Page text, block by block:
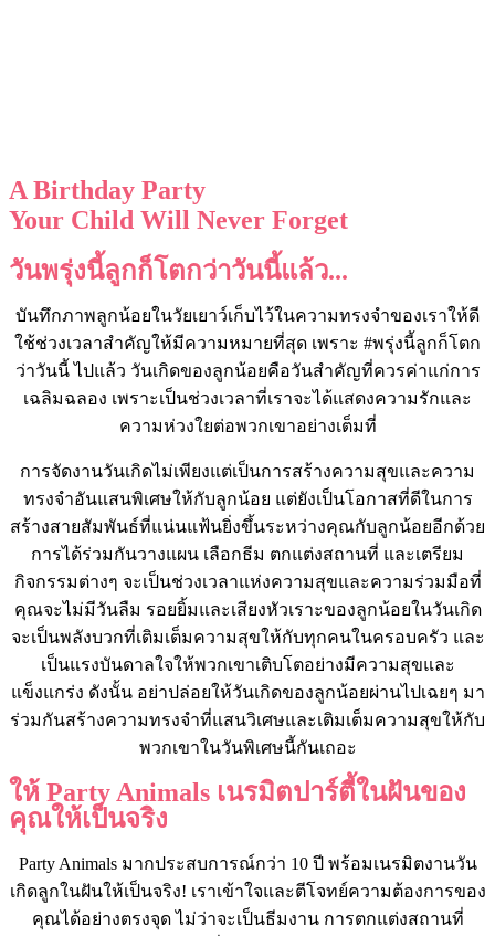
A Birthday Party
Your Child Will Never Forget
วันพรุ่งนี้ลูกก็โตกว่าวันนี้แล้ว...
บันทึกภาพลูกน้อยในวัยเยาว์เก็บไว้ในความทรงจำของเราให้ดี
ใช้ช่วงเวลาสำคัญให้มีความหมายที่สุด เพราะ #พรุ่งนี้ลูกก็โตก
ว่าวันนี้ ไปแล้ว วันเกิดของลูกน้อยคือวันสำคัญที่ควรค่าแก่การ
เฉลิมฉลอง เพราะเป็นช่วงเวลาที่เราจะได้แสดงความรักและ
ความห่วงใยต่อพวกเขาอย่างเต็มที่
การจัดงานวันเกิดไม่เพียงแต่เป็นการสร้างความสุขและความ
ทรงจำอันแสนพิเศษให้กับลูกน้อย แต่ยังเป็นโอกาสที่ดีในการ
สร้างสายสัมพันธ์ที่แน่นแฟ้นยิ่งขึ้นระหว่างคุณกับลูกน้อยอีกด้วย
การได้ร่วมกันวางแผน เลือกธีม ตกแต่งสถานที่ และเตรียม
กิจกรรมต่างๆ จะเป็นช่วงเวลาแห่งความสุขและความร่วมมือที่
คุณจะไม่มีวันลืม รอยยิ้มและเสียงหัวเราะของลูกน้อยในวันเกิด
จะเป็นพลังบวกที่เติมเต็มความสุขให้กับทุกคนในครอบครัว และ
เป็นแรงบันดาลใจให้พวกเขาเติบโตอย่างมีความสุขและ
แข็งแกร่ง ดังนั้น อย่าปล่อยให้วันเกิดของลูกน้อยผ่านไปเฉยๆ มา
ร่วมกันสร้างความทรงจำที่แสนวิเศษและเติมเต็มความสุขให้กับ
พวกเขาในวันพิเศษนี้กันเถอะ
ให้ Party Animals เนรมิตปาร์ตี้ในฝันของ
คุณให้เป็นจริง
Party Animals มากประสบการณ์กว่า 10 ปี พร้อมเนรมิตงานวัน
เกิดลูกในฝันให้เป็นจริง! เราเข้าใจและตีโจทย์ความต้องการของ
คุณได้อย่างตรงจุด ไม่ว่าจะเป็นธีมงาน การตกแต่งสถานที่